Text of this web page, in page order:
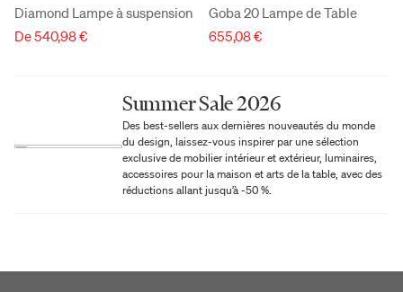
Diamond Lampe à suspension
De 540,98 €
Goba 20 Lampe de Table
655,08 €
Summer Sale 2026
Des best-sellers aux dernières nouveautés du monde
du design, laissez-vous inspirer par une sélection
exclusive de mobilier intérieur et extérieur, luminaires,
accessoires pour la maison et arts de la table, avec des
réductions allant jusqu’à -50 %.